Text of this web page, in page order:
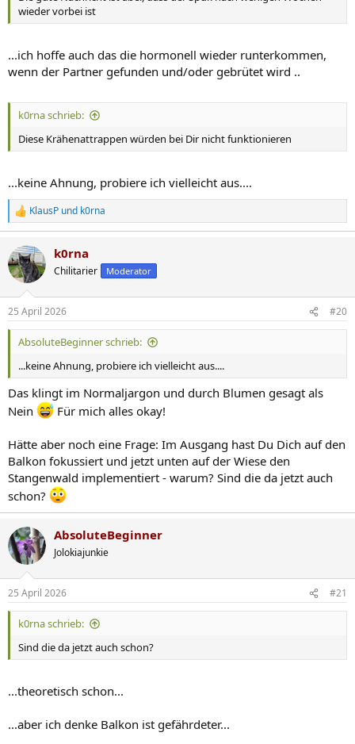
wieder vorbei ist
...ich hoffe auch das die hormonell wieder runterkommen,
wenn der Partner gefunden und/oder gebrütet wird ..
k0rna schrieb:
Diese Krähenattrappen würden bei Dir nicht funktionieren
...keine Ahnung, probiere ich vielleicht aus....
R
e
k
t
i
n
e
n
KlausP und k0rna
k0rna
Chilitarier Moderator
25 April 2026 #20
AbsoluteBeginner schrieb:
...keine Ahnung, probiere ich vielleicht aus....
Das klingt im Normaljargon und durch Blumen gesagt als
Nein
Für mich alles okay!
Hätte aber noch eine Frage: Im Ausgang hast Du Dich auf den
Balkon fokussiert und jetzt unten auf der Wiese den
Stangenwald implementiert - warum? Sind die da jetzt auch
schon?
AbsoluteBeginner
Jolokiajunkie
25 April 2026 #21
k0rna schrieb:
Sind die da jetzt auch schon?
...theoretisch schon...
...aber ich denke Balkon ist gefährdeter...